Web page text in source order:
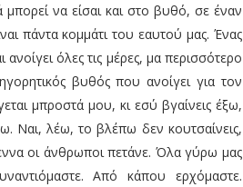
να είσαι και στο βυθό, σε έναν
πάντα κομμάτι του εαυτού μας. Ένας
όλες τις μέρες, μα περισσότερο
βυθός που ανοίγει για τον
μπροστά μου, κι εσύ βγαίνεις έξω,
Ναι, λέω, το βλέπω δεν κουτσαίνεις,
οι άνθρωποι πετάνε. Όλα γύρω μας
Από κάπου ερχόμαστε.